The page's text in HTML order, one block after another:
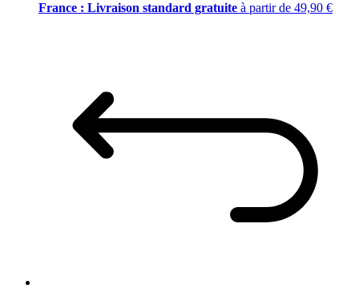
France : Livraison standard gratuite à partir de 49,90 €